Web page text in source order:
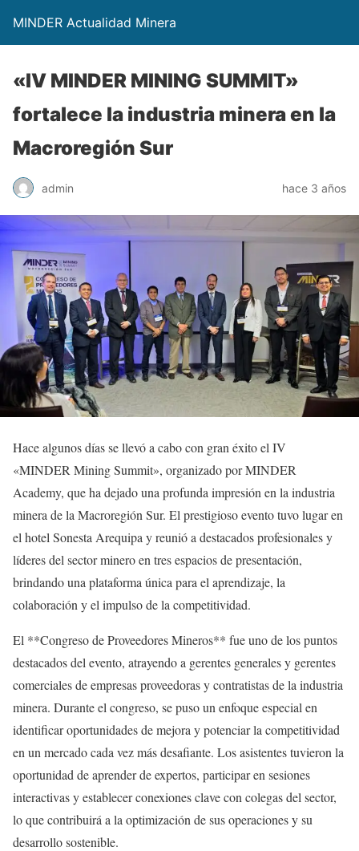
MINDER Actualidad Minera
«IV MINDER MINING SUMMIT»
fortalece la industria minera en la
Macroregión Sur
admin hace 3 años
Hace algunos días se llevó a cabo con gran éxito el IV
«MINDER Mining Summit», organizado por MINDER
Academy, que ha dejado una profunda impresión en la industria
minera de la Macroregión Sur. El prestigioso evento tuvo lugar en
el hotel Sonesta Arequipa y reunió a destacados profesionales y
líderes del sector minero en tres espacios de presentación,
brindando una plataforma única para el aprendizaje, la
colaboración y el impulso de la competitividad.
El **Congreso de Proveedores Mineros** fue uno de los puntos
destacados del evento, atrayendo a gerentes generales y gerentes
comerciales de empresas proveedoras y contratistas de la industria
minera. Durante el congreso, se puso un enfoque especial en
identificar oportunidades de mejora y potenciar la competitividad
en un mercado cada vez más desafiante. Los asistentes tuvieron la
oportunidad de aprender de expertos, participar en sesiones
interactivas y establecer conexiones clave con colegas del sector,
lo que contribuirá a la optimización de sus operaciones y su
desarrollo sostenible.